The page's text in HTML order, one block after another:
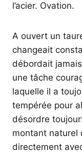
l’acier. Ovation.
A ouvert un
changeait
débordait
une tâche
laquelle il a
tempérée pour
désordre
montant naturel
directement